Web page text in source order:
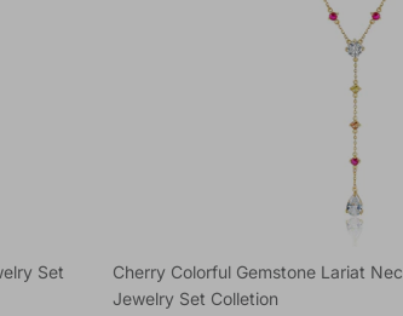
Set
Cherry Colorful Gemstone Lariat
Jewelry Set Colletion